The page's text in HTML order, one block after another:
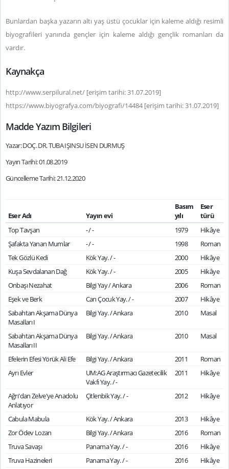
Bunlardan başka yazarın altı yaş üstü çocuklar için kaleme aldığı resimli
biyografileri yanında gençler için kaleme aldığı gençlik romanları da
vardır.
Kaynakça
http://www.serpilural.net/ [erişim tarihi: 31.07.2019]
https://www.biyografya.com/biyografi/14484 [erişim tarihi: 31.07.2019]
Madde Yazım Bilgileri
Yazar: DOÇ. DR. TUBA IŞINSU İSEN DURMUŞ
Yayın Tarihi: 01.08.2019
Güncelleme Tarihi: 21.12.2020
Eser Adı Yayın evi
Basım
yılı
Eser
türü
Top Tavşan
- / - 1979
Hikâye
Şafakta Yanan Mumlar
- / - 1998
Roman
Tek Gözlü Kedi
Kök Yay. / - 2000
Hikâye
Kuşa Sevdalanan Dağ
Kök Yay. / - 2005
Hikâye
Onbaşı Nezahat
Bilgi Yay / Ankara 2006
Roman
Eşek ve Berk
Can Çocuk Yay. / - 2007
Hikâye
Sabahtan Akşama Dünya
Masalları I
Bilgi Yay. / Ankara 2010 Masal
Sabahtan Akşama Dünya
Masalları II
Bilgi Yay. / Ankara 2010 Masal
Efelerin Efesi Yörük Ali Efe Bilgi Yay. / Ankara 2011
Roman
Ayrı Evler
UM:AG Araştırmacı Gazetecilik
Vakfı Yay. / -
2011 Hikâye
Ağrı'dan Zelve'ye Anadolu
Anlatıyor
Çitlenbik Yay. / - 2012 Hikâye
Cabula Mabula Kök Yay. / Ankara 2013
Hikâye
Zor Ödev Lozan
Bilgi Yay. / Ankara 2016
Roman
Truva Savaşı
Panama Yay. / - 2016
Hikâye
Truva Hazineleri
Panama Yay. / - 2016
Hikâye